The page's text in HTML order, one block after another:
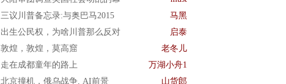
三议川普备忘录:与奥巴马2015 马黑
出生公民权，为啥川普那么反对 启泰
敦煌，敦煌，莫高窟 老冬儿
走在成都童年的路上 万湖小舟1
北京撞机，俄乌战争, AI前景 山货郎